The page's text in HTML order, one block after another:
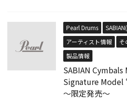
Pearl Drums
アーティスト情報
そ
製品情報
SABIAN
Signature Model
〜限定発売〜